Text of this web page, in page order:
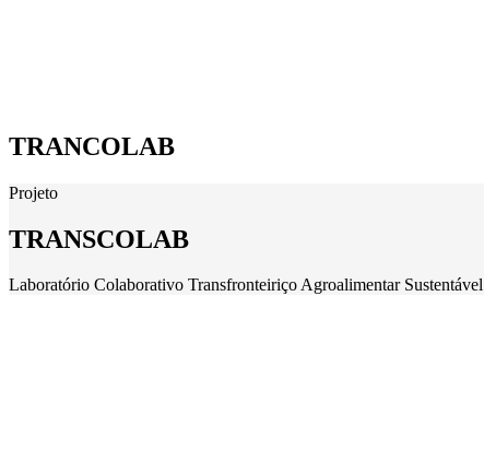
TRANCOLAB
Projeto
TRANSCOLAB
Laboratório Colaborativo Transfronteiriço Agroalimentar Sustentável